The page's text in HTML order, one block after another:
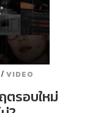
/ VIDEO
ตรอบใหม่